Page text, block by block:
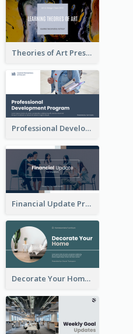
Theories of Art Presentation
Professional Development Program Presentation
Financial Update Presentation
Decorate Your Home Presentation